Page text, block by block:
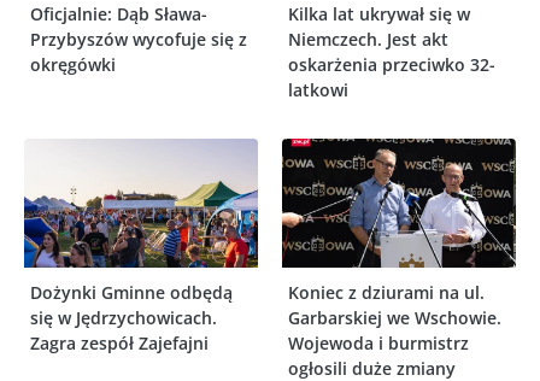
Oficjalnie: Dąb Sława-
Przybyszów wycofuje się z
okręgówki
Kilka lat ukrywał się w
Niemczech. Jest akt
oskarżenia przeciwko 32-
latkowi
Dożynki Gminne odbędą
się w Jędrzychowicach.
Zagra zespół Zajefajni
Koniec z dziurami na ul.
Garbarskiej we Wschowie.
Wojewoda i burmistrz
ogłosili duże zmiany